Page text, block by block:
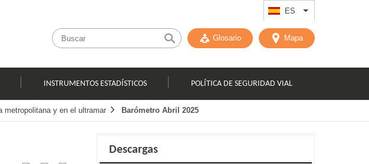
ES List additional
Glosario Mapa
INSTRUMENTOS ESTADÍSTICOS POLÍTICA DE SEGURIDAD VIAL
metropolitana y en el ultramar Barómetro Abril 2025
Descargas